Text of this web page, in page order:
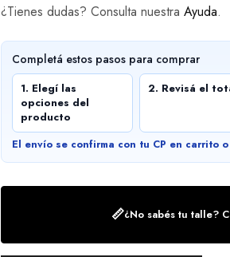
¿Tienes dudas? Consulta nuestra Ayuda.
Completá estos pasos para comprar
1. Elegí las
opciones del
producto
2. Revisá el
El envío se confirma con tu CP en carrito
📏¿No sabés tu talle?